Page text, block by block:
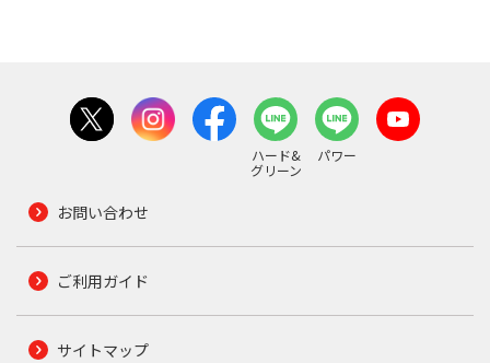
ハード&
グリーン
パワー
お問い合わせ
ご利用ガイド
サイトマップ